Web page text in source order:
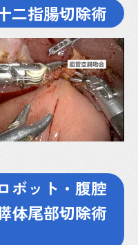
二指腸切除術
ボット・腹腔
体尾部切除術